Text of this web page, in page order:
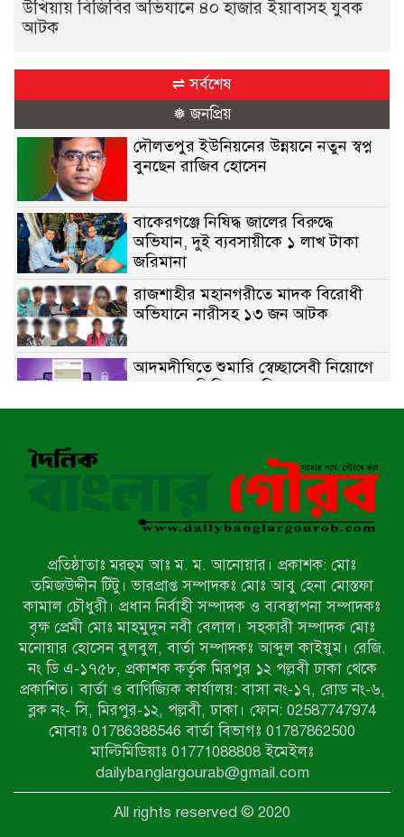
উখিয়ায় বিজিবির অভিযানে ৪০ হাজার ইয়াবাসহ যুবক
আটক
⇌ সর্বশেষ
❅ জনপ্রিয়
দৌলতপুর ইউনিয়নের উন্নয়নে নতুন স্বপ্ন
বুনছেন রাজিব হোসেন
বাকেরগঞ্জে নিষিদ্ধ জালের বিরুদ্ধে
অভিযান, দুই ব্যবসায়ীকে ১ লাখ টাকা
জরিমানা
রাজশাহীর মহানগরীতে মাদক বিরোধী
অভিযানে নারীসহ ১৩ জন আটক
আদমদীঘিতে শুমারি স্বেচ্ছাসেবী নিয়োগে
যোগ্যতার ভিত্তিতে তালিকা প্রকাশ;
নির্বাচিতদের আ.লীগ ট্যাগে প্রচারণা
নেওয়ার হুমকি দিলেন দোড়া মাদরাসার
পরিচয় দেওয়া সভাপতি
উখিয়ায় বিজিবির অভিযানে ৪০ হাজার
ইয়াবাসহ যুবক আটক
পোরশায় ৭ মাসে ১৯ জনের অপমৃত্যু,
শীর্ষে আত্মহত্যা
হিন্দু বৌদ্ধ খ্রিস্টান কল্যাণ ফ্রন্টের
নীলফামারী কমিটি নিয়ে প্রশ্ন, প্রতিবাদে
সদস্য সচিব
দরিয়ানগরে প্যারাসেইলিং দুর্ঘটনায় পর্যটক
নিহত: হত্যা মামলার প্রধান আসামি ঢাকায়
র‌্যাবের জালে
আদাচাকী দক্ষিণপাড়া ফ্রেন্ডস ক্লাবের
আয়োজনে ফুটবল টুর্নামেন্টের ফাইনাল
প্রতিষ্ঠাতাঃ মরহুম আঃ ম. ম. আনোয়ার। প্রকাশক: মোঃ
তমিজউদ্দীন টিটু। ভারপ্রাপ্ত সম্পাদকঃ মোঃ আবু হেনা মোস্তফা
কামাল চৌধুরী। প্রধান নির্বাহী সম্পাদক ও ব্যবস্থাপনা সম্পাদকঃ
বৃক্ষ প্রেমী মোঃ মাহমুদুন নবী বেলাল। সহকারী সম্পাদক মোঃ
মনোয়ার হোসেন বুলবুল, বার্তা সম্পাদকঃ আব্দুল কাইয়ুম। রেজি.
নং ডি এ-১৭৫৮, প্রকাশক কর্তৃক মিরপুর ১২ পল্লবী ঢাকা থেকে
প্রকাশিত। বার্তা ও বাণিজ্যিক কার্যালয়: বাসা নং-১৭, রোড নং-৬,
ব্লক নং- সি, মিরপুর-১২, পল্লবী, ঢাকা। ফোন: 02587747974
মোবাঃ 01786388546 বার্তা বিভাগঃ 01787862500
মাল্টিমিডিয়াঃ 01771088808 ইমেইলঃ
dailybanglargourab@gmail.com
All rights reserved © 2020